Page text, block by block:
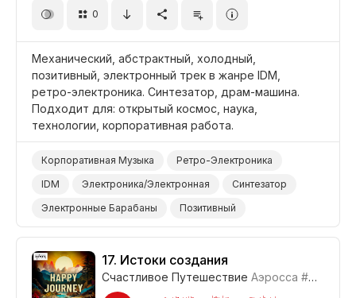
0
Механический, абстрактный, холодный,
позитивный, электронный трек в жанре IDM,
ретро-электроника. Синтезатор, драм-машина.
Подходит для: открытый космос, наука,
технологии, корпоративная работа.
Корпоративная Музыка
Ретро-Электроника
IDM
Электроника/Электронная
Синтезатор
Электронные Барабаны
Позитивный
Механический
Абстрактный
Наука/Технология/Производство
Открытый Космос
Корпоративная Работа
Бизнес/Корпоративный
17. Истоки создания
Счастливое Путешествие Аэросса #CUP021_17